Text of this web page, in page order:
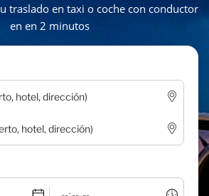
traslado en taxi o coche con conductor
en en 2 minutos